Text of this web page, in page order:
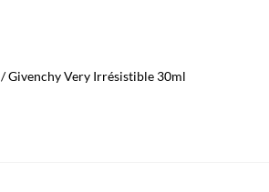
/ Givenchy Very Irrésistible 30ml